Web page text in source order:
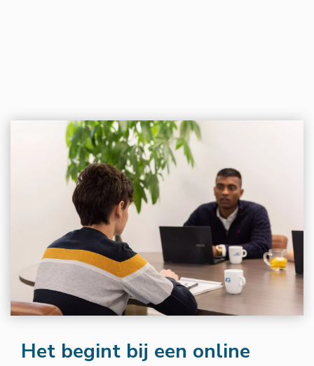
Het begint bij een online